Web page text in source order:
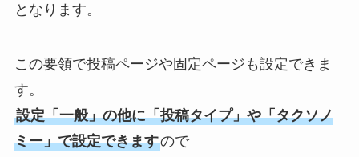
となります。
この要領で投稿ページや固定ページも設定できま
す。
設定「一般」の他に「投稿タイプ」や「タクソノ
ミー」で設定できますので